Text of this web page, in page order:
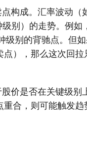
构成。汇率波动（
级别）的走势。例
级别的背驰点。但
），那么这次回
价是否在关键级别
合，则可能触发趋